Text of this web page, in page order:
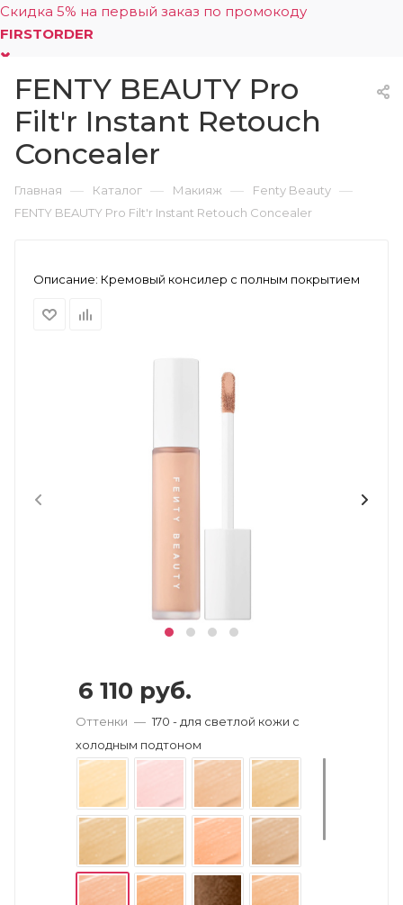
Скидка 5% на первый заказ по промокоду
FIRSTORDER
0
FENTY BEAUTY Pro
Filt'r Instant Retouch
Concealer
Главная — Каталог — Макияж — Fenty Beauty —
FENTY BEAUTY Pro Filt'r Instant Retouch Concealer
Описание: Кремовый консилер с полным покрытием
6 110 руб.
Оттенки — 170 - для светлой кожи с
холодным подтоном